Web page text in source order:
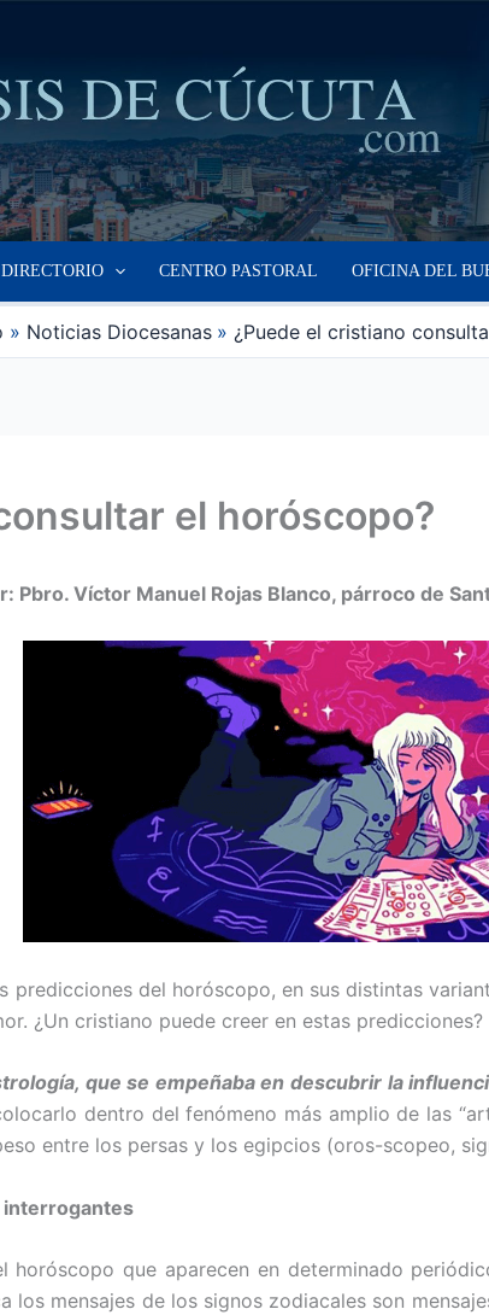
DIRECTORIO CENTRO PASTORAL OFICINA DEL
Noticias Diocesanas ¿Puede el cristiano
el horóscopo?
Pbro. Víctor Manuel Rojas Blanco, párroco de
predicciones del horóscopo, en sus distin­tas
¿Un cristiano puede creer en estas predic­ciones?
que se empeñaba en des­cubrir la
dentro del fenómeno más amplio de las
entre los persas y los egipcios (oros-scopeo,
interrogantes
horóscopo que aparecen en deter­minado
los mensajes de los signos zodiacales son